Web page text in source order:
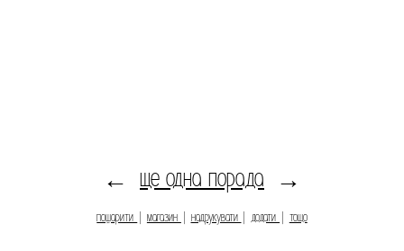
← ще одна порада →
пошарити магазин надрукувати додати тощо